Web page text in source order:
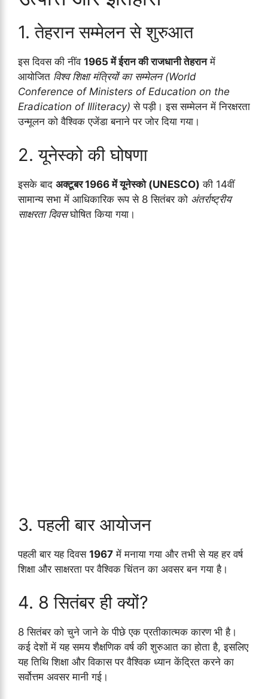
1. तेहरान सम्मेलन से शुरुआत
इस दिवस की नींव 1965 में ईरान की राजधानी तेहरानमें
आयोजित विश्व शिक्षा मंत्रियों का सम्मेलन (World
Conference of Ministers of Education on the
Eradication of Illiteracy) से पड़ी। इस सम्मेलन में निरक्षरता
उन्मूलन को वैश्विक एजेंडा बनाने पर जोर दिया गया।
2. यूनेस्को की घोषणा
इसके बाद अक्टूबर 1966 में यूनेस्को (UNESCO) की 14वीं
सामान्य सभा में आधिकारिक रूप से 8 सितंबर को अंतर्राष्ट्रीय
साक्षरता दिवसघोषित किया गया।
3. पहली बार आयोजन
पहली बार यह दिवस 1967 में मनाया गया और तभी से यह हर वर्ष
शिक्षा और साक्षरता पर वैश्विक चिंतन का अवसर बन गया है।
4. 8 सितंबर ही क्यों?
8 सितंबर को चुने जाने के पीछे एक प्रतीकात्मक कारण भी है।
कई देशों में यह समय शैक्षणिक वर्ष की शुरुआत का होता है, इसलिए
यह तिथि शिक्षा और विकास पर वैश्विक ध्यान केंद्रित करने का
सर्वोत्तम अवसर मानी गई।